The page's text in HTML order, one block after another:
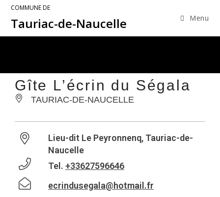
COMMUNE DE
Tauriac-de-Naucelle Menu
Gîte L’écrin du Ségala
TAURIAC-DE-NAUCELLE
Lieu-dit Le Peyronnenq, Tauriac-de-
Naucelle
Tel. +33627596646
ecrindusegala@hotmail.fr